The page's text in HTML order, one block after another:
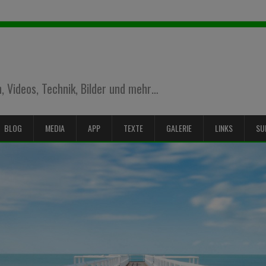
Technik, Bilder und mehr…
BLOG MEDIA APP TEXTE GALERIE LINKS